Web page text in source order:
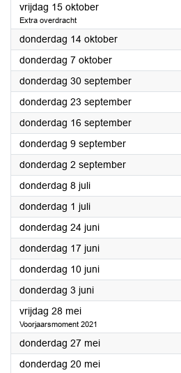
vrijdag 15 oktober2021
Extra overdracht
donderdag 14 oktober2021
donderdag 7 oktober2021
donderdag 30 september2021
donderdag 23 september2021
donderdag 16 september2021
donderdag 9 september2021
donderdag 2 september2021
donderdag 8 juli2021
donderdag 1 juli2021
donderdag 24 juni2021
donderdag 17 juni2021
donderdag 10 juni2021
donderdag 3 juni2021
vrijdag 28 mei2021
Voorjaarsmoment 2021
donderdag 27 mei2021
donderdag 20 mei2021